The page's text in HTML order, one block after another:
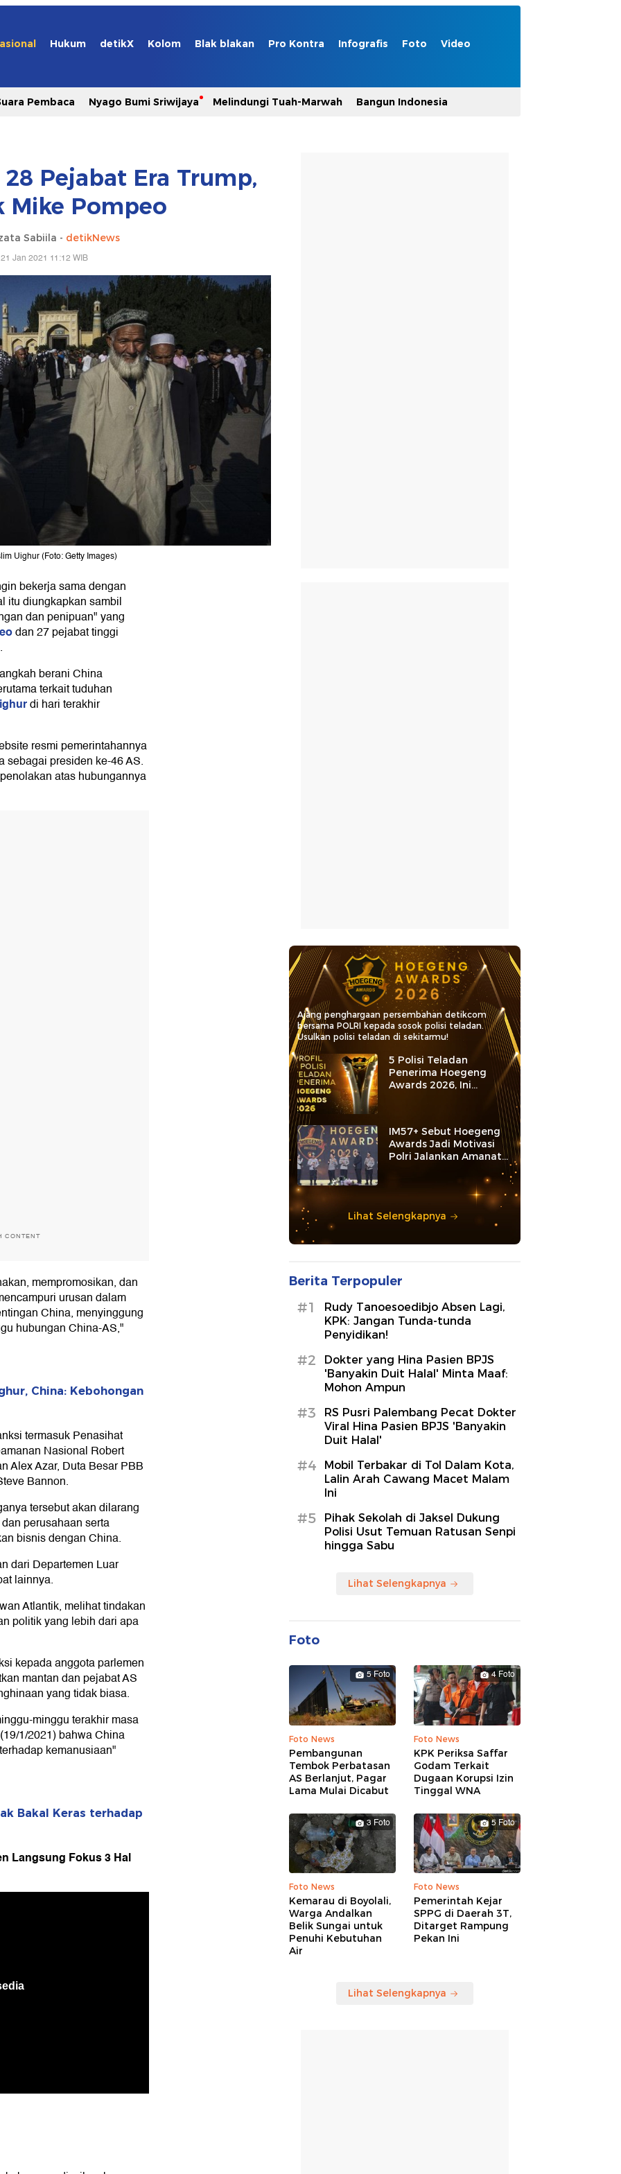
Hukum detikX Kolom Blak blakan Pro Kontra Infografis Foto Video
Pembaca Nyago Bumi Sriwijaya Melindungi Tuah-Marwah Bangun Indonesia
Pejabat Era Trump,
Mike Pompeo
Sabiila - detikNews
Jan 2021 11:12 WIB
Uighur (Foto: Getty Images)
bekerja sama dengan
itu diungkapkan sambil
dan penipuan" yang
dan 27 pejabat tinggi
berani China
terkait tuduhan
di hari terakhir
resmi pemerintahannya
sebagai presiden ke-46 AS.
atas hubungannya
CONTENT
mempromosikan, dan
urusan dalam
China, menyinggung
hubungan China-AS,"
China: Kebohongan
termasuk Penasihat
Nasional Robert
Alex Azar, Duta Besar PBB
Bannon.
tersebut akan dilarang
perusahaan serta
bisnis dengan China.
dari Departemen Luar
lainnya.
Atlantik, melihat tindakan
politik yang lebih dari apa
kepada anggota parlemen
mantan dan pejabat AS
yang tidak biasa.
minggu terakhir masa
1/2021) bahwa China
kemanusiaan"
Bakal Keras terhadap
Langsung Fokus 3 Hal
Ajang penghargaan persembahan detikcom
bersama POLRI kepada sosok polisi teladan.
Usulkan polisi teladan di sekitarmu!
5 Polisi Teladan
Penerima Hoegeng
Awards 2026, Ini
Kategori dan Kiprahnya
IM57+ Sebut Hoegeng
Awards Jadi Motivasi
Polri Jalankan Amanat
Lihat Selengkapnya
Berita Terpopuler
#1
Rudy Tanoesoedibjo Absen Lagi,
KPK: Jangan Tunda-tunda
Penyidikan!
#2
Dokter yang Hina Pasien BPJS
'Banyakin Duit Halal' Minta Maaf:
Mohon Ampun
#3
RS Pusri Palembang Pecat Dokter
Viral Hina Pasien BPJS 'Banyakin
Duit Halal'
#4
Mobil Terbakar di Tol Dalam Kota,
Lalin Arah Cawang Macet Malam
Ini
#5
Pihak Sekolah di Jaksel Dukung
Polisi Usut Temuan Ratusan Senpi
hingga Sabu
Lihat Selengkapnya
Foto
5 Foto
Foto News
Pembangunan
Tembok Perbatasan
AS Berlanjut, Pagar
Lama Mulai Dicabut
4 Foto
Foto News
KPK Periksa Saffar
Godam Terkait
Dugaan Korupsi Izin
Tinggal WNA
3 Foto
Foto News
Kemarau di Boyolali,
Warga Andalkan
Belik Sungai untuk
Penuhi Kebutuhan
Air
5 Foto
Foto News
Pemerintah Kejar
SPPG di Daerah 3T,
Ditarget Rampung
Pekan Ini
Lihat Selengkapnya